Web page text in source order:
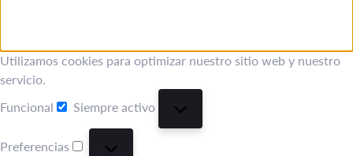
Utilizamos cookies para optimizar nuestro sitio web y nuestro
servicio.
Funcional
Funcional
Siempre activo
Preferencias